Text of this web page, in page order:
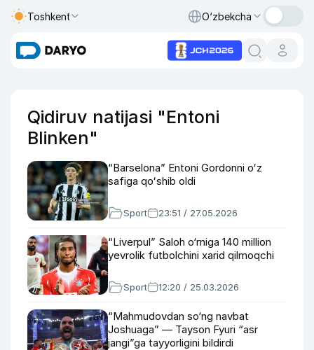
Toshkent O‘zbekcha
Qidiruv natijasi "Entoni
Blinken"
“Barselona” Entoni Gordonni oʻz
safiga qoʻshib oldi
Sport 23:51 / 27.05.2026
“Liverpul” Saloh o‘rniga 140 million
yevrolik futbolchini xarid qilmoqchi
Sport 12:20 / 25.03.2026
“Mahmudovdan so‘ng navbat
Joshuaga” — Tayson Fyuri “asr
jangi”ga tayyorligini bildirdi